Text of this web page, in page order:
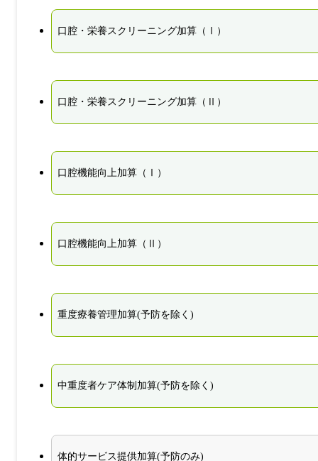
口腔・栄養スクリーニング加算（Ⅰ）
口腔・栄養スクリーニング加算（Ⅱ）
口腔機能向上加算（Ⅰ）
口腔機能向上加算（Ⅱ）
重度療養管理加算(予防を除く)
中重度者ケア体制加算(予防を除く)
体的サービス提供加算(予防のみ)